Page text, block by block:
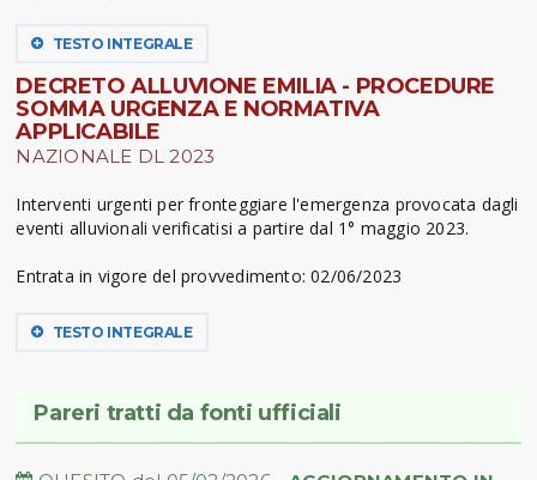
TESTO INTEGRALE
DECRETO ALLUVIONE EMILIA - PROCEDURE
SOMMA URGENZA E NORMATIVA
APPLICABILE
NAZIONALE DL 2023
Interventi urgenti per fronteggiare l'emergenza provocata dagli
eventi alluvionali verificatisi a partire dal 1° maggio 2023.
Entrata in vigore del provvedimento: 02/06/2023
TESTO INTEGRALE
Pareri tratti da fonti ufficiali